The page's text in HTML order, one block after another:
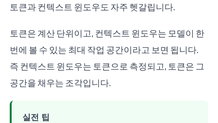
토큰과 컨텍스트 윈도우도 자주 헷갈립니다.
토큰은 계산 단위이고, 컨텍스트 윈도우는 모델이 한
번에 볼 수 있는 최대 작업 공간이라고 보면 됩니다.
즉 컨텍스트 윈도우는 토큰으로 측정되고, 토큰은 그
공간을 채우는 조각입니다.
실전 팁